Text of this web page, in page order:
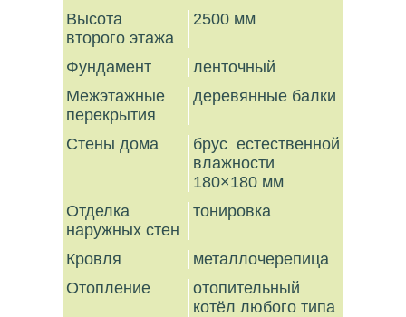
Высота
второго этажа
2500 мм
Фундамент
ленточный
Межэтажные
перекрытия
деревянные балки
Стены дома
брус естественной
влажности
180×180 мм
Отделка
наружных стен
тонировка
Кровля
металлочерепица
Отопление
отопительный
котёл любого типа